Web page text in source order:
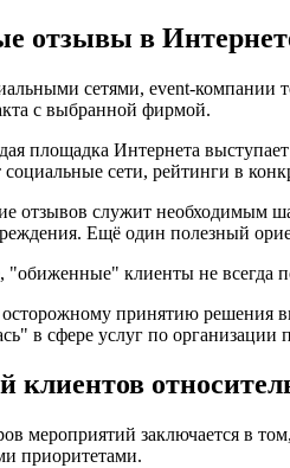
отзывы в
сетями, event-компании
с выбранной фирмой.
площадка Интернета
социальные сети, рейтинги в
отзывов служит необходимым
Ещё один полезный
"обиженные" клиенты не всегда
принятию решения
в сфере услуг по организации
клиентов
мероприятий заключается в
приоритетами.